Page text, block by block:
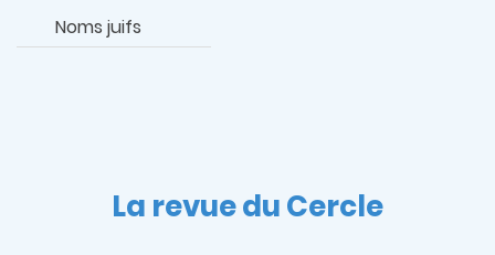
Noms juifs
La revue du Cercle